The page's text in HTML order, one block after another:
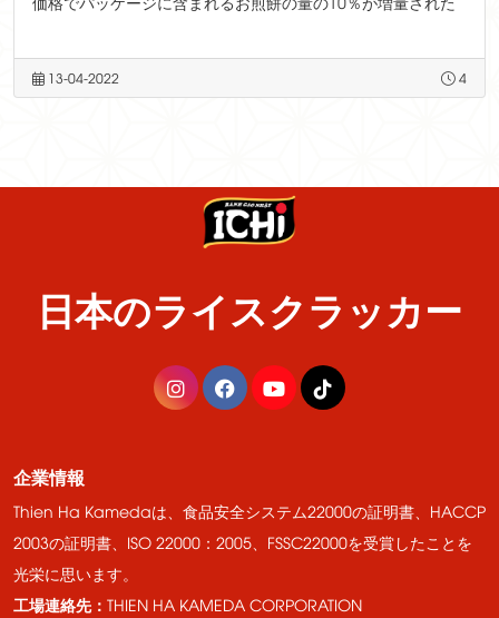
13-04-2022 4
日本のライスクラッカー
企業情報
Thien Ha Kamedaは、食品安全システム22000の証明書、HACCP
2003の証明書、ISO 22000：2005、FSSC22000を受賞したことを
光栄に思います。
工場連絡先： THIEN HA KAMEDA CORPORATION